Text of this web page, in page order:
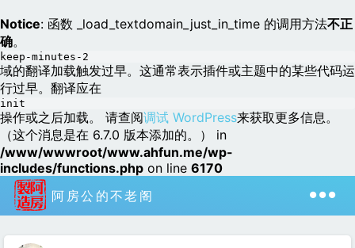
Notice: 函数 _load_textdomain_just_in_time 的调用方法不正
确。
keep-minutes-2
域的翻译加载触发过早。这通常表示插件或主题中的某些代码运
行过早。翻译应在
init
操作或之后加载。 请查阅调试 WordPress来获取更多信息。
（这个消息是在 6.7.0 版本添加的。） in
/www/wwwroot/www.ahfun.me/wp-
includes/functions.php on line 6170
阿房公的不老阁